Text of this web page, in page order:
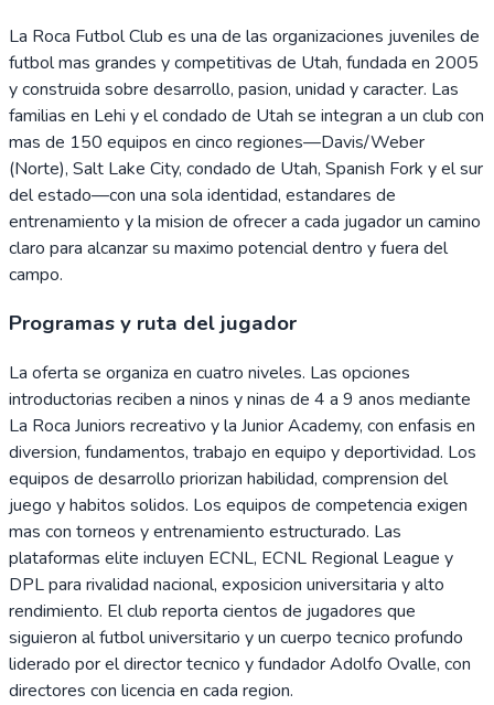
La Roca Futbol Club es una de las organizaciones juveniles de
futbol mas grandes y competitivas de Utah, fundada en 2005
y construida sobre desarrollo, pasion, unidad y caracter. Las
familias en Lehi y el condado de Utah se integran a un club con
mas de 150 equipos en cinco regiones—Davis/Weber
(Norte), Salt Lake City, condado de Utah, Spanish Fork y el sur
del estado—con una sola identidad, estandares de
entrenamiento y la mision de ofrecer a cada jugador un camino
claro para alcanzar su maximo potencial dentro y fuera del
campo.
Programas y ruta del jugador
La oferta se organiza en cuatro niveles. Las opciones
introductorias reciben a ninos y ninas de 4 a 9 anos mediante
La Roca Juniors recreativo y la Junior Academy, con enfasis en
diversion, fundamentos, trabajo en equipo y deportividad. Los
equipos de desarrollo priorizan habilidad, comprension del
juego y habitos solidos. Los equipos de competencia exigen
mas con torneos y entrenamiento estructurado. Las
plataformas elite incluyen ECNL, ECNL Regional League y
DPL para rivalidad nacional, exposicion universitaria y alto
rendimiento. El club reporta cientos de jugadores que
siguieron al futbol universitario y un cuerpo tecnico profundo
liderado por el director tecnico y fundador Adolfo Ovalle, con
directores con licencia en cada region.